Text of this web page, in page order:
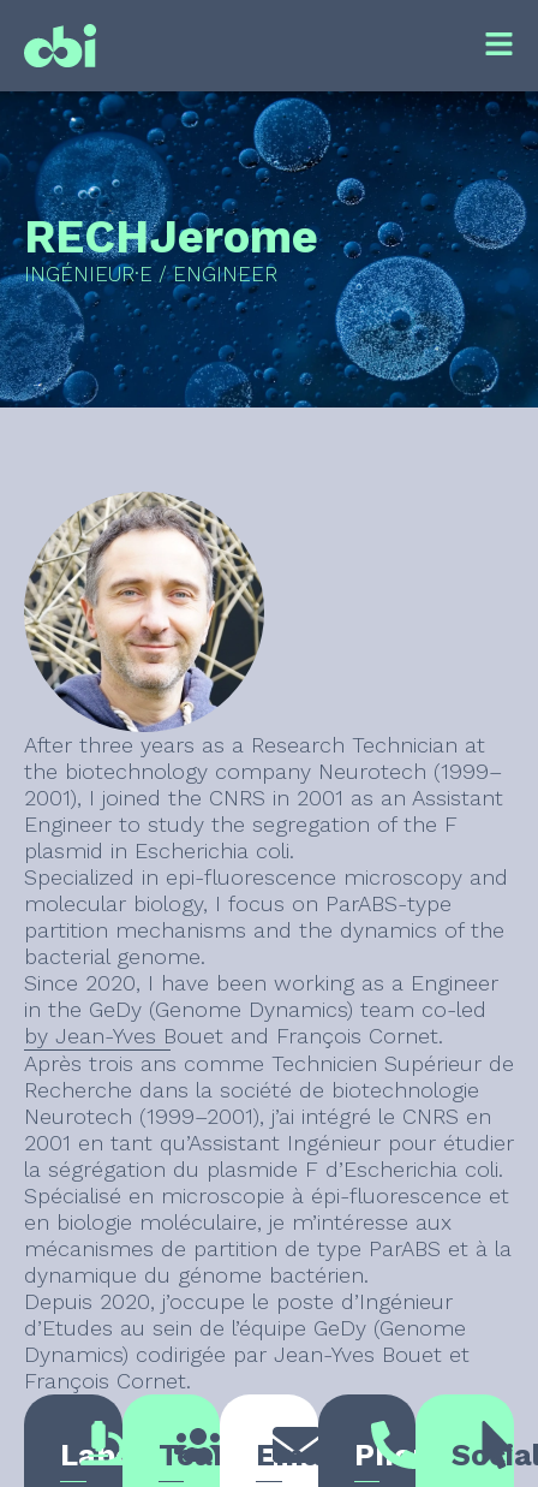
RECHJerome
INGÉNIEUR·E / ENGINEER
Laboratory
Team Email Phone
After three years as a Research Technician at
the biotechnology company Neurotech (1999–
2001), I joined the CNRS in 2001 as an Assistant
Engineer to study the segregation of the F
plasmid in Escherichia coli.
Specialized in epi-fluorescence microscopy and
molecular biology, I focus on ParABS-type
partition mechanisms and the dynamics of the
bacterial genome.
Since 2020, I have been working as a Engineer
in the GeDy (Genome Dynamics) team co-led
by Jean-Yves Bouet and François Cornet.
Après trois ans comme Technicien Supérieur de
Recherche dans la société de biotechnologie
Neurotech (1999–2001), j’ai intégré le CNRS en
2001 en tant qu’Assistant Ingénieur pour étudier
la ségrégation du plasmide F d’Escherichia coli.
Spécialisé en microscopie à épi-fluorescence et
en biologie moléculaire, je m’intéresse aux
mécanismes de partition de type ParABS et à la
dynamique du génome bactérien.
Depuis 2020, j’occupe le poste d’Ingénieur
d’Etudes au sein de l’équipe GeDy (Genome
Dynamics) codirigée par Jean-Yves Bouet et
François Cornet.